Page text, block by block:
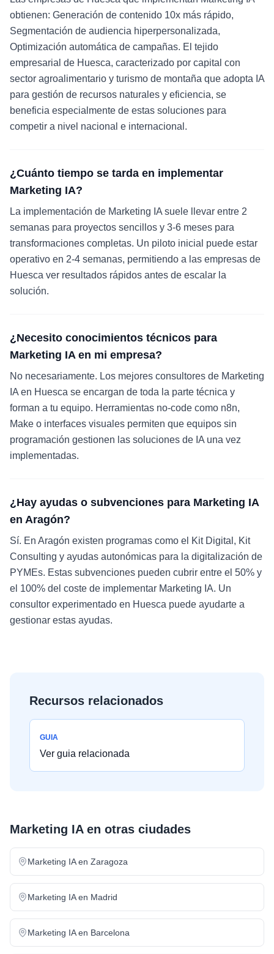
obtienen: Generación de contenido 10x más rápido,
Segmentación de audiencia hiperpersonalizada,
Optimización automática de campañas. El tejido
empresarial de Huesca, caracterizado por capital con
sector agroalimentario y turismo de montaña que adopta IA
para gestión de recursos naturales y eficiencia, se
beneficia especialmente de estas soluciones para
competir a nivel nacional e internacional.
¿Cuánto tiempo se tarda en implementar
Marketing IA?
La implementación de Marketing IA suele llevar entre 2
semanas para proyectos sencillos y 3-6 meses para
transformaciones completas. Un piloto inicial puede estar
operativo en 2-4 semanas, permitiendo a las empresas de
Huesca ver resultados rápidos antes de escalar la
solución.
¿Necesito conocimientos técnicos para
Marketing IA en mi empresa?
No necesariamente. Los mejores consultores de Marketing
IA en Huesca se encargan de toda la parte técnica y
forman a tu equipo. Herramientas no-code como n8n,
Make o interfaces visuales permiten que equipos sin
programación gestionen las soluciones de IA una vez
implementadas.
¿Hay ayudas o subvenciones para Marketing IA
en Aragón?
Sí. En Aragón existen programas como el Kit Digital, Kit
Consulting y ayudas autonómicas para la digitalización de
PYMEs. Estas subvenciones pueden cubrir entre el 50% y
el 100% del coste de implementar Marketing IA. Un
consultor experimentado en Huesca puede ayudarte a
gestionar estas ayudas.
Recursos relacionados
GUIA
Ver guia relacionada
Marketing IAen otras ciudades
Marketing IAen Zaragoza
Marketing IAen Madrid
Marketing IAen Barcelona